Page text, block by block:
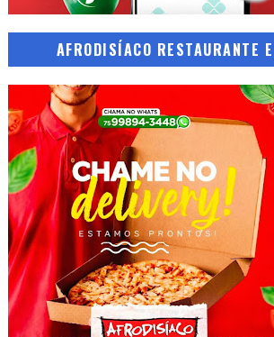
AFRODISÍACO RESTAURANTE